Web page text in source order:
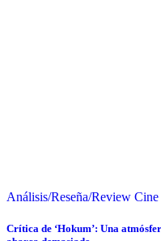
Análisis/Reseña/Review Cine
Crítica de ‘Hokum’: Una